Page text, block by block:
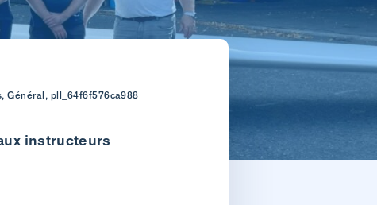
Général, pll_64f6f576ca988
instructeurs